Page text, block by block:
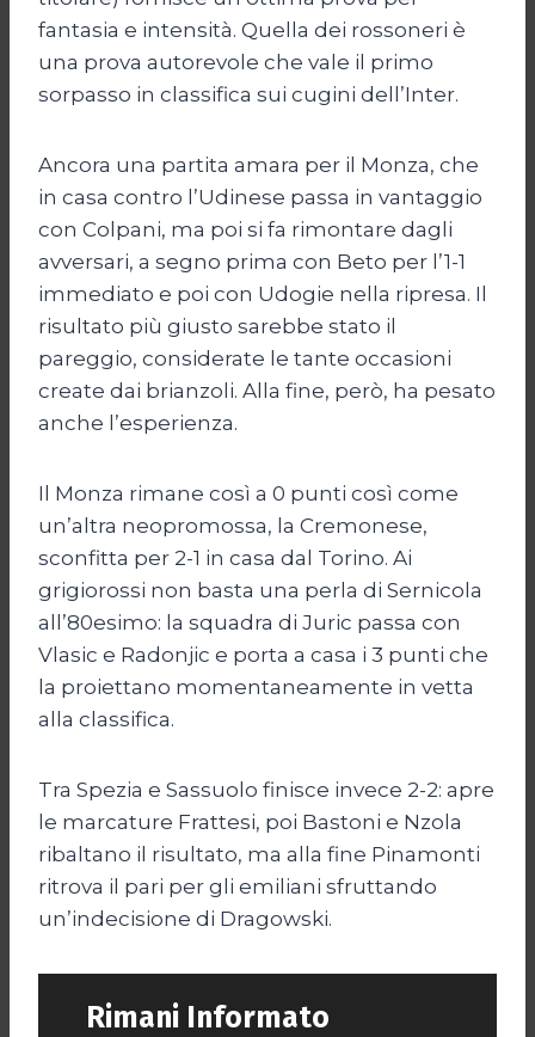
fantasia e intensità. Quella dei rossoneri è
una prova autorevole che vale il primo
sorpasso in classifica sui cugini dell’Inter.
Ancora una partita amara per il Monza, che
in casa contro l’Udinese passa in vantaggio
con Colpani, ma poi si fa rimontare dagli
avversari, a segno prima con Beto per l’1-1
immediato e poi con Udogie nella ripresa. Il
risultato più giusto sarebbe stato il
pareggio, considerate le tante occasioni
create dai brianzoli. Alla fine, però, ha pesato
anche l’esperienza.
Il Monza rimane così a 0 punti così come
un’altra neopromossa, la Cremonese,
sconfitta per 2-1 in casa dal Torino. Ai
grigiorossi non basta una perla di Sernicola
all’80esimo: la squadra di Juric passa con
Vlasic e Radonjic e porta a casa i 3 punti che
la proiettano momentaneamente in vetta
alla classifica.
Tra Spezia e Sassuolo finisce invece 2-2: apre
le marcature Frattesi, poi Bastoni e Nzola
ribaltano il risultato, ma alla fine Pinamonti
ritrova il pari per gli emiliani sfruttando
un’indecisione di Dragowski.
Rimani Informato